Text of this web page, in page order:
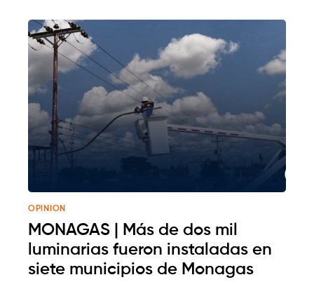
OPINION
MONAGAS | Más de dos mil
luminarias fueron instaladas en
siete municipios de Monagas